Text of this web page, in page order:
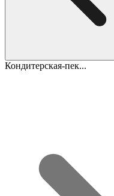
Кондитерская-пек...